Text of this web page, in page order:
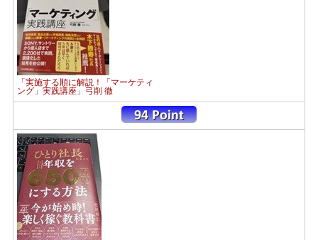
「実施する順に解説！「マーケティ
ング」実践講座」弓削 徹